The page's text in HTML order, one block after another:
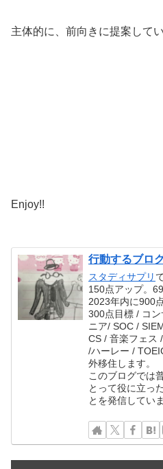
主体的に、前向きに提案して
Enjoy!!
行動するブロ
スタディサプリ
150点アップ。
2023年内に900
300点目標 / コ
ニア/ SOC /
CS / 音楽フェス
/ハーレー /
外移住します。
このブログでは
とって役に立っ
とを発信してい